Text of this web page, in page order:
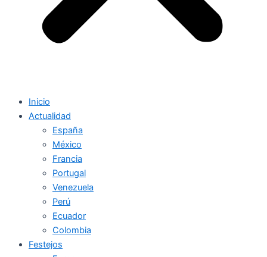
Inicio
Actualidad
España
México
Francia
Portugal
Venezuela
Perú
Ecuador
Colombia
Festejos